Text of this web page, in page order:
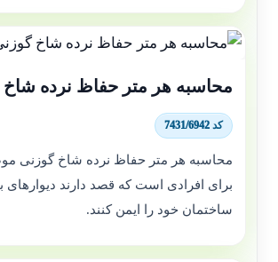
محاسبه هر متر حفاظ نرده
کد 7431/6942
محاسبه هر متر حفاظ نرده شاخ گوزنی
برای افرادی است که قصد دارند دیوارهای
ساختمان خود را ایمن کنند.